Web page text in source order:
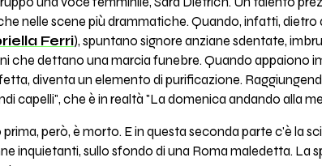
nelle scene più drammatiche. Quando, infatti,
Ferri), spuntano signore anziane sdentate,
che dettano una marcia funebre. Quando appaiono
diventa un elemento di purificazione.
capelli", che è in realtà "La domenica andando alla
però, è morto. E in questa seconda parte c'è la
inquietanti, sullo sfondo di una Roma maledetta. La